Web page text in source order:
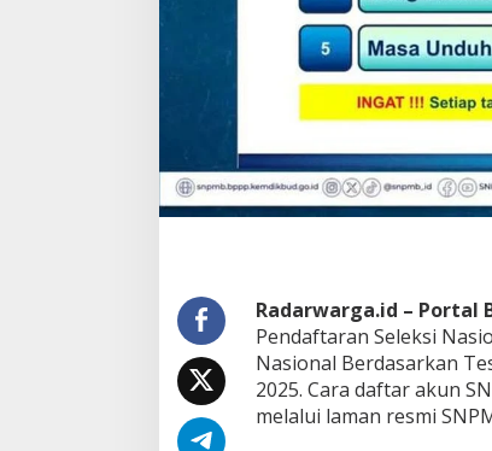
Radarwarga.id – Portal
Pendaftaran Seleksi
Nasional Berdasarkan
2025. Cara daftar akun
melalui laman resmi